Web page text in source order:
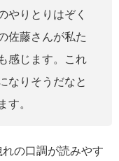
やりとりはぞく
佐藤さんが私た
感じます。これ
なりそうだなと
す。
の口調が読みやす